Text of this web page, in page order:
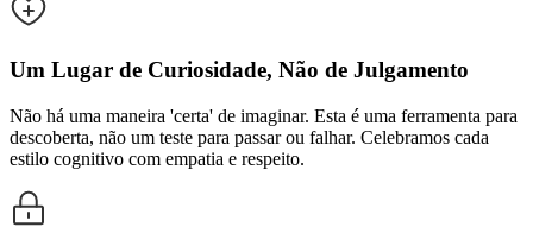
Um Lugar de Curiosidade, Não de Julgamento
Não há uma maneira 'certa' de imaginar. Esta é uma ferramenta para
descoberta, não um teste para passar ou falhar. Celebramos cada
estilo cognitivo com empatia e respeito.